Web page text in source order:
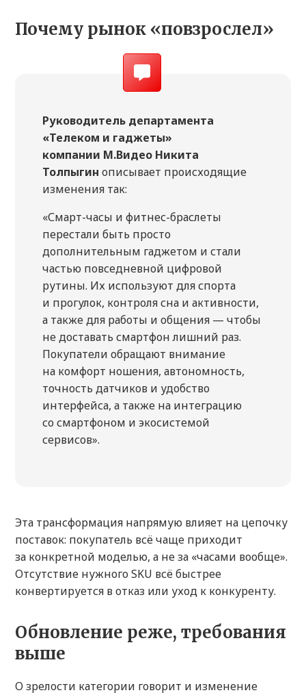
Почему рынок «повзрослел»
Руководитель департамента
«Телеком и гаджеты»
компании М.Видео Никита
Толпыгин описывает происходящие
изменения так:
«Смарт-часы и фитнес-браслеты
перестали быть просто
дополнительным гаджетом и стали
частью повседневной цифровой
рутины. Их используют для спорта
и прогулок, контроля сна и активности,
а также для работы и общения — чтобы
не доставать смартфон лишний раз.
Покупатели обращают внимание
на комфорт ношения, автономность,
точность датчиков и удобство
интерфейса, а также на интеграцию
со смартфоном и экосистемой
сервисов».
Эта трансформация напрямую влияет на цепочку
поставок: покупатель всё чаще приходит
за конкретной моделью, а не за «часами вообще».
Отсутствие нужного SKU всё быстрее
конвертируется в отказ или уход к конкуренту.
Обновление реже, требования
выше
О зрелости категории говорит и изменение